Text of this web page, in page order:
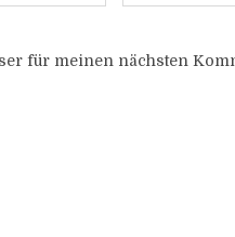
für meinen nächsten